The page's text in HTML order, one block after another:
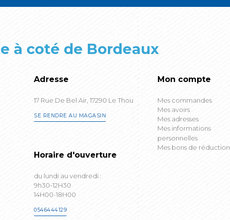
à coté de Bordeaux
Adresse
17 Rue De Bel Air, 17290 Le Thou
SE RENDRE AU MAGASIN
Horaire d'ouverture
du lundi au vendredi :
9h30-12H30
14H00-18H00
0546444129
Mon compte
Mes commandes
Mes avoirs
Mes adresses
Mes informations
personnelles
Mes bons de réduction